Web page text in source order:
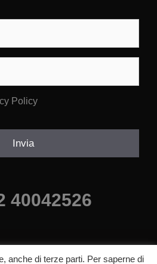
Policy
Invia
40042526
anche di terze parti. Per saperne di